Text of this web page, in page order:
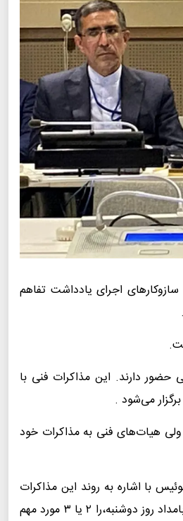
سازوکارهای اجرای یادداشت تفاهم
دارند. این مذاکرات فنی با
می‌شود .
ولی هیات‌های فنی به مذاکرات خود
با اشاره به روند این مذاکرات
نتیجه مجموع پیام‌های رد و بدل شده میان دو طرف از ساعت حدود ۶ بعد از ظهر تا بامداد روز دوشنبه،را ۲ یا ۳ مورد مهم